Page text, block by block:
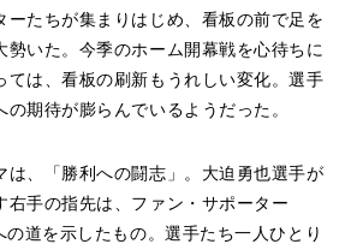
ーたちが集まりはじめ、看板の前で足を
勢いた。今季のホーム開幕戦を心待ちに
ては、看板の刷新もうれしい変化。選手
期待が膨らんでいるようだった。
は、「勝利への闘志」。大迫勇也選手が
右手の指先は、ファン・サポーター
の道を示したもの。選手たち一人ひとり